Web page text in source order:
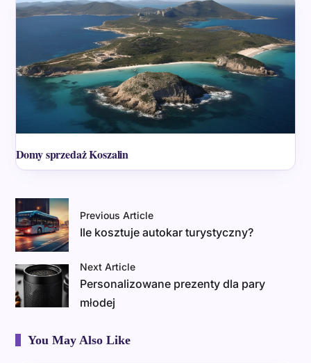
Domy sprzedaż Koszalin
Previous Article
Ile kosztuje autokar turystyczny?
Next Article
Personalizowane prezenty dla pary
młodej
You May Also Like